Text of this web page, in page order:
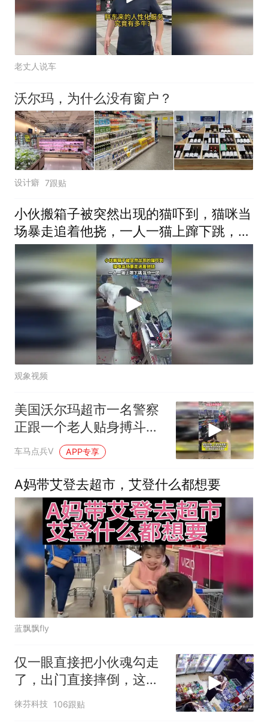
老丈人说车
沃尔玛，为什么没有窗户？
设计癖 7跟贴
小伙搬箱子被突然出现的猫吓到，猫咪当
场暴走追着他挠，一人一猫上蹿下跳，乱
作一团
观象视频
美国沃尔玛超市一名警察
正跟一个老人贴身搏斗，
警察最终将其逮捕
车马点兵V APP专享
A妈带艾登去超市，艾登什么都想要
蓝飘飘fly
仅一眼直接把小伙魂勾走
了，出门直接摔倒，这谁
看了不迷糊啊
徕芬科技 106跟贴